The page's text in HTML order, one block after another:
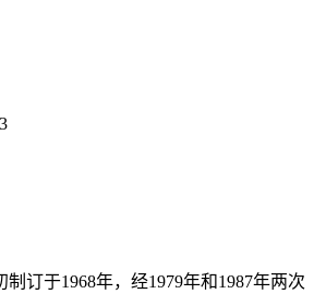
订于1968年，经1979年和1987年两次